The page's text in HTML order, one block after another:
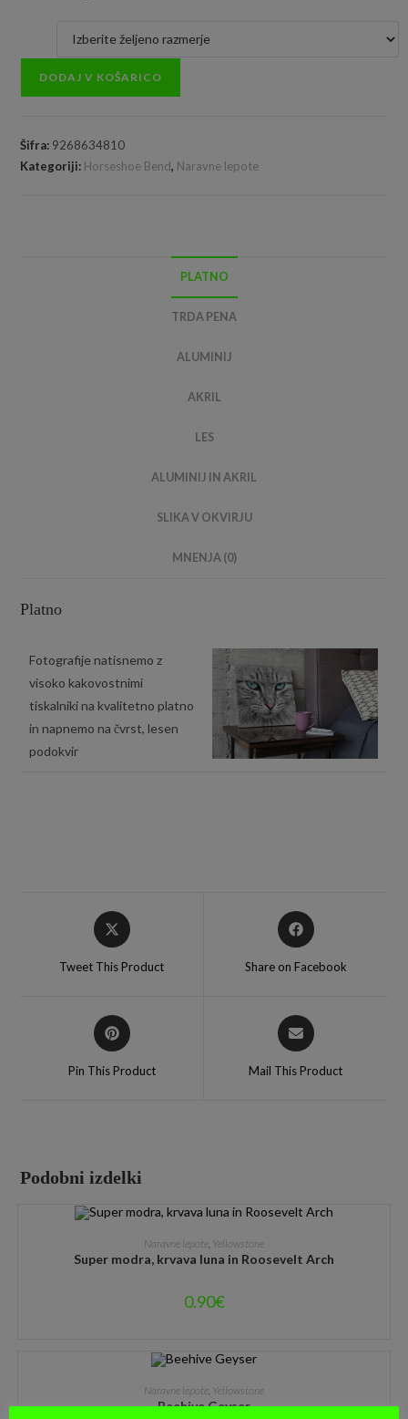
DODAJ V KOŠARICO
Šifra: 9268634810
Kategoriji: Horseshoe Bend, Naravne lepote
PLATNO
TRDA PENA
ALUMINIJ
AKRIL
LES
ALUMINIJ IN AKRIL
SLIKA V OKVIRJU
MNENJA (0)
Platno
Fotografije natisnemo z
visoko kakovostnimi
tiskalniki na kvalitetno platno
in napnemo na čvrst, lesen
podokvir
Tweet This Product Share on Facebook
Pin This Product Mail This Product
Podobni izdelki
DODAJ V KOŠARICO
Naravne lepote Yellowstone
Super modra, krvava luna in Roosevelt Arch
0.90€
DODAJ V KOŠARICO
Naravne lepote Yellowstone
Beehive Geyser